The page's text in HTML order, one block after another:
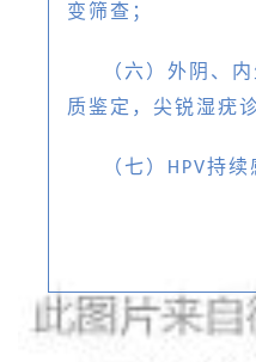
变筛查；
（六）外阴、
质鉴定，尖锐湿疣
（七） HPV持续